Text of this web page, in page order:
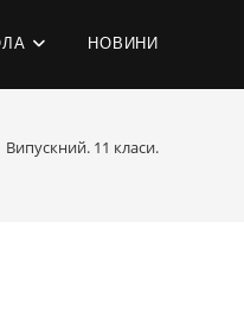
НОВИНИ
Випускний. 11 класи.